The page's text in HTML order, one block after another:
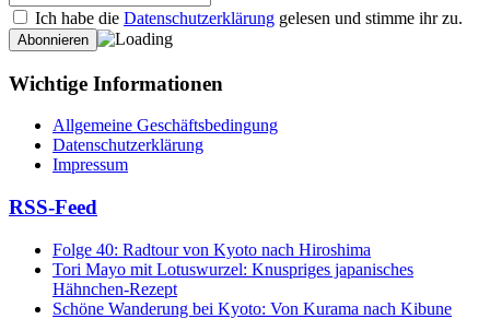
Ich habe die Datenschutzerklärung gelesen und stimme ihr zu.
Wichtige Informationen
Allgemeine Geschäftsbedingung
Datenschutzerklärung
Impressum
RSS-Feed
Folge 40: Radtour von Kyoto nach Hiroshima
Tori Mayo mit Lotuswurzel: Knuspriges japanisches
Hähnchen-Rezept
Schöne Wanderung bei Kyoto: Von Kurama nach Kibune